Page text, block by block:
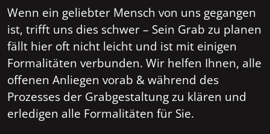
Wenn ein geliebter Mensch von uns gegangen
ist, trifft uns dies schwer – Sein Grab zu planen
fällt hier oft nicht leicht und ist mit einigen
Formalitäten verbunden. Wir helfen Ihnen, alle
offenen Anliegen vorab & während des
Prozesses der Grabgestaltung zu klären und
erledigen alle Formalitäten für Sie.